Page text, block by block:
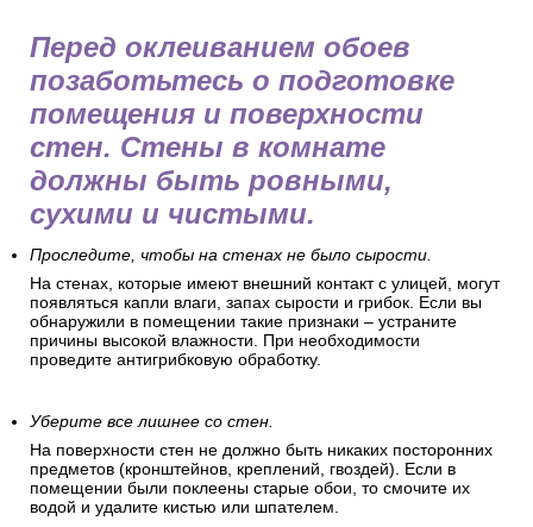
Перед оклеиванием обоев
позаботьтесь о подготовке
помещения и поверхности
стен. Стены в комнате
должны быть ровными,
сухими и чистыми.
Проследите, чтобы на стенах не было сырости.
На стенах, которые имеют внешний контакт с улицей, могут
появляться капли влаги, запах сырости и грибок. Если вы
обнаружили в помещении такие признаки – устраните
причины высокой влажности. При необходимости
проведите антигрибковую обработку.
Уберите все лишнее со стен.
На поверхности стен не должно быть никаких посторонних
предметов (кронштейнов, креплений, гвоздей). Если в
помещении были поклеены старые обои, то смочите их
водой и удалите кистью или шпателем.